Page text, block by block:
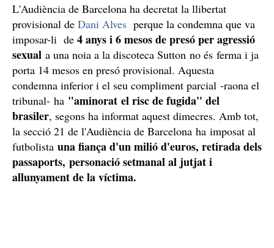
L'Audiència de Barcelona ha decretat la llibertat
provisional de Dani Alves perque la condemna que va
imposar-li de 4 anys i 6 mesos de presó per agressió
sexual a una noia a la discoteca Sutton no és ferma i ja
porta 14 mesos en presó provisional. Aquesta
condemna inferior i el seu compliment parcial -raona el
tribunal- ha "aminorat el risc de fugida" del
brasiler, segons ha informat aquest dimecres. Amb tot,
la secció 21 de l'Audiència de Barcelona ha imposat al
futbolista una fiança d'un milió d'euros, retirada dels
passaports, personació setmanalal jutjat i
allunyament de la víctima.